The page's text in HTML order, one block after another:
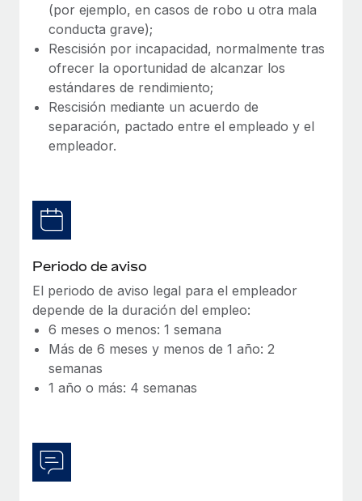
Gestión de dispositivos
Proporciona dispositivos tecnológicos y contrólalos
en todo el mundo.
Apertura de entidades
Abre entidades conforme a la legalidad enseguida.
Movilidad y reubicación
Prestaciones
Gestiona las prestaciones de los empleados sin
complicaciones.
Explora el blog
Novedades de producto de Remote:
Integraciones con Gusto y Xero y Contractor
Management Plus
Más información
con Remote
Gestionar las nóminas internamente es complicado. Tardas
semanas en hacerlo manualmente y, al mes...
Más información
(por ejemplo, en casos de robo u otra mala
conducta grave);
Rescisión por incapacidad, normalmente tras
ofrecer la oportunidad de alcanzar los
estándares de rendimiento;
Rescisión mediante un acuerdo de
separación, pactado entre el empleado y el
empleador.
Periodo de aviso
El periodo de aviso legal para el empleador
depende de la duración del empleo:
6 meses o menos: 1 semana
Más de 6 meses y menos de 1 año: 2
semanas
1 año o más: 4 semanas